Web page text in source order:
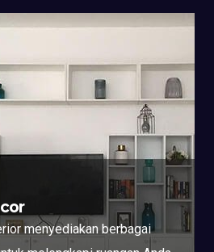
menyediakan berbagai